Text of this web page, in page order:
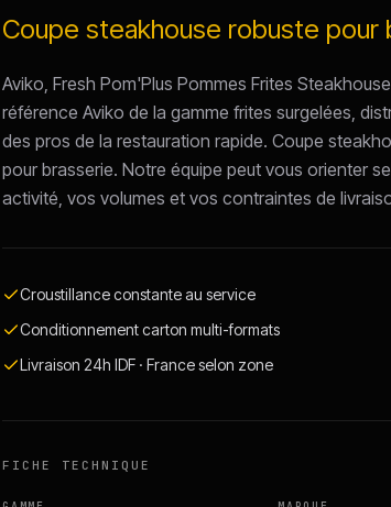
Coupe steakhouse robuste pour
Aviko, Fresh Pom'Plus Pommes Frites
référence Aviko de la gamme frites surgelées,
des pros de la restauration rapide. Coupe
pour brasserie. Notre équipe peut vous orienter
activité, vos volumes et vos contraintes de
Croustillance constante au service
Conditionnement carton multi-formats
Livraison 24h IDF · France selon zone
FICHE TECHNIQUE